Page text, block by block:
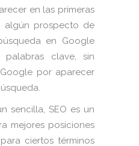
en las primeras
algún prospecto de
en Google
palabras clave, sin
por aparecer
sencilla, SEO es un
mejores posiciones
ciertos términos